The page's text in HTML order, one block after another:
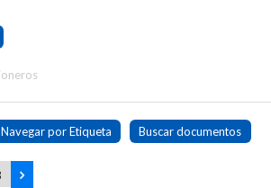
Navegar por Etiqueta Buscar documentos